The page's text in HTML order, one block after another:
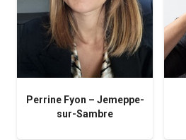
Perrine Fyon – Jemeppe-
sur-Sambre